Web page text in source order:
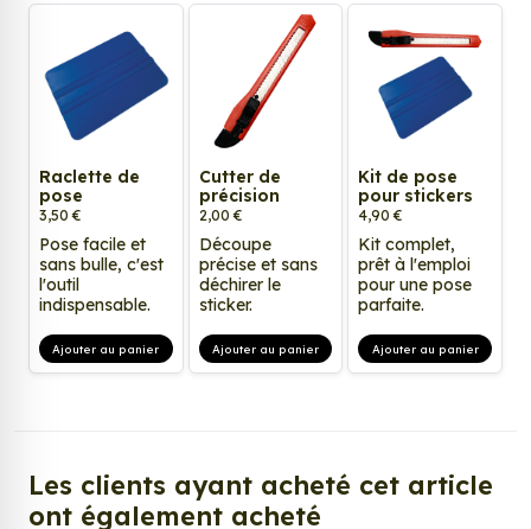
Raclette de
pose
3,50 €
Pose facile et
sans bulle, c'est
l'outil
indispensable.
Ajouter au panier
Cutter de
précision
2,00 €
Découpe
précise et sans
déchirer le
sticker.
Ajouter au panier
Kit de pose
pour stickers
4,90 €
Kit complet,
prêt à l'emploi
pour une pose
parfaite.
Ajouter au panier
Les clients ayant acheté cet article
ont également acheté